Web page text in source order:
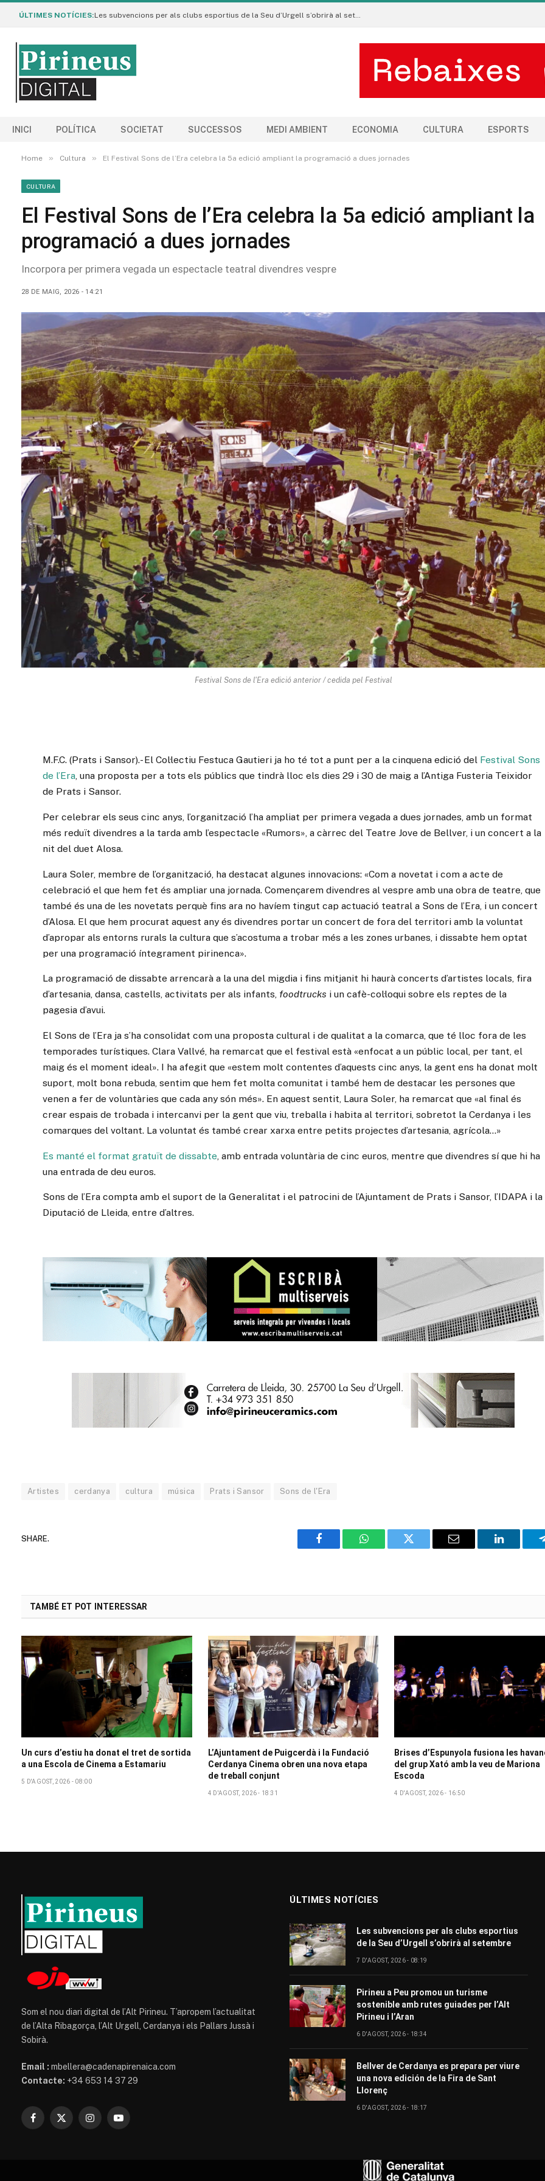
ÚLTIMES NOTÍCIES: Les subvencions per als clubs esportius de la Seu d’Urgell s’obrirà al setembre
INICI POLÍTICA SOCIETAT SUCCESSOS MEDI AMBIENT ECONOMIA CULTURA ESPORTS
Home » Cultura » El Festival Sons de l’Era celebra la 5a edició ampliant la programació a dues jornades
CULTURA
El Festival Sons de l’Era celebra la 5a edició ampliant la
programació a dues jornades
Incorpora per primera vegada un espectacle teatral divendres vespre
28 DE MAIG, 2026 - 14:21
Festival Sons de l'Era edició anterior / cedida pel Festival
M.F.C. (Prats i Sansor).- El Col·lectiu Festuca Gautieri ja ho té tot a punt per a la cinquena edició del Festival Sons
de l’Era, una proposta per a tots els públics que tindrà lloc els dies 29 i 30 de maig a l’Antiga Fusteria Teixidor
de Prats i Sansor.
Per celebrar els seus cinc anys, l’organització l’ha ampliat per primera vegada a dues jornades, amb un format
més reduït divendres a la tarda amb l’espectacle «Rumors», a càrrec del Teatre Jove de Bellver, i un concert a la
nit del duet Alosa.
Laura Soler, membre de l’organització, ha destacat algunes innovacions: «Com a novetat i com a acte de
celebració el que hem fet és ampliar una jornada. Començarem divendres al vespre amb una obra de teatre, que
també és una de les novetats perquè fins ara no havíem tingut cap actuació teatral a Sons de l’Era, i un concert
d’Alosa. El que hem procurat aquest any és divendres portar un concert de fora del territori amb la voluntat
d’apropar als entorns rurals la cultura que s’acostuma a trobar més a les zones urbanes, i dissabte hem optat
per una programació íntegrament pirinenca».
La programació de dissabte arrencarà a la una del migdia i fins mitjanit hi haurà concerts d’artistes locals, fira
d’artesania, dansa, castells, activitats per als infants, foodtrucks i un cafè-col·loqui sobre els reptes de la
pagesia d’avui.
El Sons de l’Era ja s’ha consolidat com una proposta cultural i de qualitat a la comarca, que té lloc fora de les
temporades turístiques. Clara Vallvé, ha remarcat que el festival està «enfocat a un públic local, per tant, el
maig és el moment ideal». I ha afegit que «estem molt contentes d’aquests cinc anys, la gent ens ha donat molt
suport, molt bona rebuda, sentim que hem fet molta comunitat i també hem de destacar les persones que
venen a fer de voluntàries que cada any són més». En aquest sentit, Laura Soler, ha remarcat que «al final és
crear espais de trobada i intercanvi per la gent que viu, treballa i habita al territori, sobretot la Cerdanya i les
comarques del voltant. La voluntat és també crear xarxa entre petits projectes d’artesania, agrícola…»
Es manté el format gratuït de dissabte , amb entrada voluntària de cinc euros, mentre que divendres sí que hi ha
una entrada de deu euros.
Sons de l’Era compta amb el suport de la Generalitat i el patrocini de l’Ajuntament de Prats i Sansor, l’IDAPA i la
Diputació de Lleida, entre d’altres.
Artistes cerdanya cultura música Prats i Sansor Sons de l'Era
SHARE.
Facebook WhatsAppTwitter Email LinkedIn
TAMBÉ ET POT INTERESSAR
Un curs d’estiu ha donat el tret de sortida
a una Escola de Cinema a Estamariu
5 D'AGOST, 2026 - 08:00
L’Ajuntament de Puigcerdà i la Fundació
Cerdanya Cinema obren una nova etapa
de treball conjunt
4 D'AGOST, 2026 - 18:31
Brises d’Espunyola fusiona les
del grup Xató amb la veu de Mariona
Escoda
4 D'AGOST, 2026 - 16:50
Som el nou diari digital de l’Alt Pirineu. T’apropem l’actualitat
de l’Alta Ribagorça, l’Alt Urgell, Cerdanya i els Pallars Jussà i
Sobirà.
Email : mbellera@cadenapirenaica.com
Contacte: +34 653 14 37 29
Facebook
X
InstagramYouTube
ÚLTIMES NOTÍCIES
Les subvencions per als clubs esportius
de la Seu d’Urgell s’obrirà al setembre
7 D'AGOST, 2026 - 08:19
Pirineu a Peu promou un turisme
sostenible amb rutes guiades per l’Alt
Pirineu i l’Aran
6 D'AGOST, 2026 - 18:34
Bellver de Cerdanya es prepara per viure
una nova edición de la Fira de Sant
Llorenç
6 D'AGOST, 2026 - 18:17